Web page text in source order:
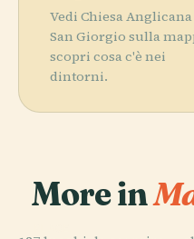
Vedi Chiesa
San Giorgio sulla
scopri cosa c'è nei
dintorni.
More in